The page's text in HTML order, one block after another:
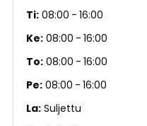
Ti 08:00
16:00
Ke 08:00
16:00
To 08:00
16:00
Pe 08:00
16:00
La Suljettu